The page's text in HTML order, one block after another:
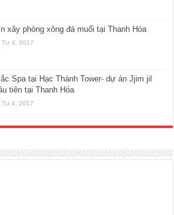
xây phòng xông đá muối tại Thanh Hóa
Tư 4, 2017
Spa tại Hạc Thành Tower- dự án Jjim jil
tiên tại Thanh Hóa
Tư 4, 2017